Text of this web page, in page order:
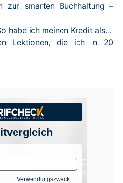
zur smarten Buchhaltung –
habe ich meinen Kredit als…
Lektionen, die ich in 20
Verwendungszweck: